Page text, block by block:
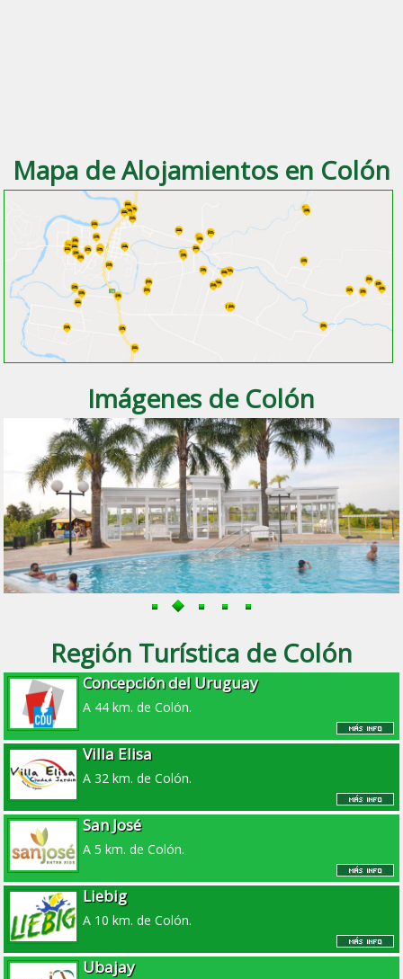
Mapa de Alojamientos en Colón
Imágenes de Colón
Región Turística de Colón
Concepción del Uruguay
A 44 km. de Colón.
Villa Elisa
A 32 km. de Colón.
San José
A 5 km. de Colón.
Liebig
A 10 km. de Colón.
Ubajay